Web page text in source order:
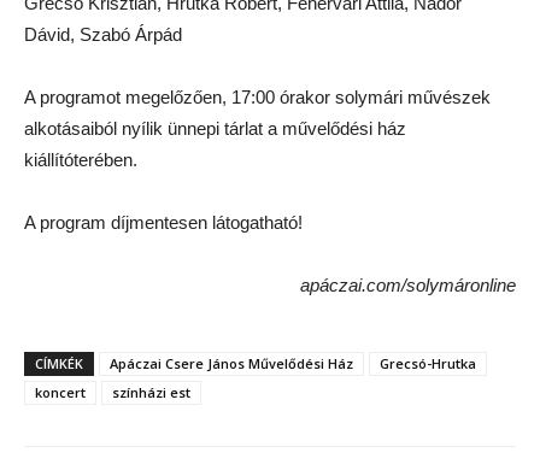
Dávid, Szabó Árpád
A programot megelőzően, 17:00 órakor solymári művészek
alkotásaiból nyílik ünnepi tárlat a művelődési ház
kiállítóterében.
A program díjmentesen látogatható!
apáczai.com/solymáronline
CÍMKÉK Apáczai Csere János Művelődési Ház
Grecsó-Hrutka
koncert
színházi est